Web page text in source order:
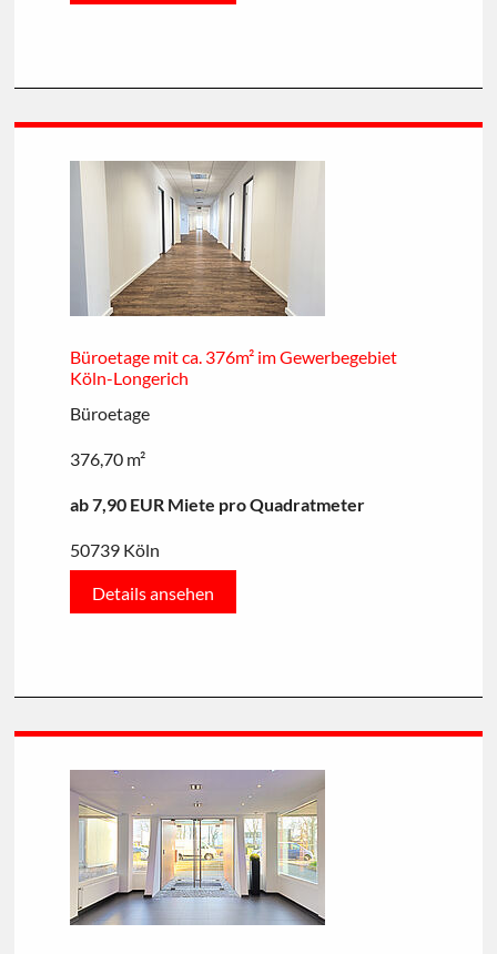
Büroetage mit ca. 376m² im Gewerbegebiet
Köln-Longerich
Büroetage
376,70 m²
ab 7,90 EUR Miete pro Quadratmeter
50739 Köln
Details ansehen